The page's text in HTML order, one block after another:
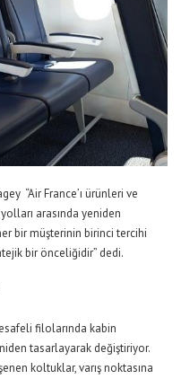
“Air France’ı ürünleri ve
arasında yeniden
bir müşterinin birinci tercihi
bir önceliğidir” dedi.
filolarında kabin
tasarlayarak değiştiriyor.
koltuklar, varış noktasına